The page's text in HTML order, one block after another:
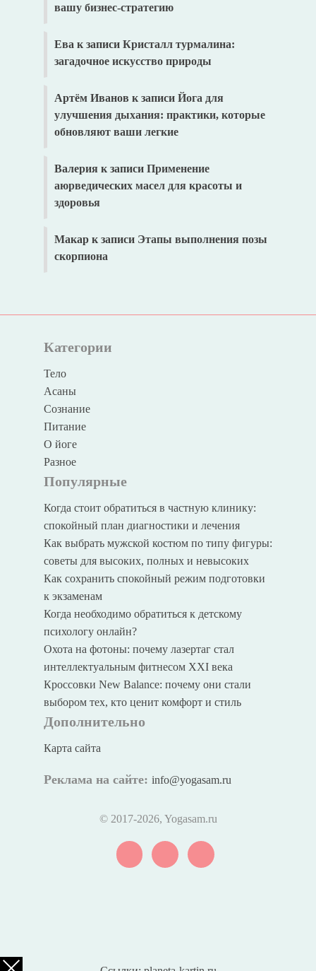
вашу бизнес-стратегию
Ева к записи Кристалл турмалина:
загадочное искусство природы
Артём Иванов к записи Йога для
улучшения дыхания: практики, которые
обновляют ваши легкие
Валерия к записи Применение
аюрведических масел для красоты и
здоровья
Макарк записи Этапы выполнения позы
скорпиона
Категории
Тело
Асаны
Сознание
Питание
О йоге
Разное
Популярные
Когда стоит обратиться в частную клинику:
спокойный план диагностики и лечения
Как выбрать мужской костюм по типу фигуры:
советы для высоких, полных и невысоких
Как сохранить спокойный режим подготовки
к экзаменам
Когда необходимо обратиться к детскому
психологу онлайн?
Охота на фотоны: почему лазертаг стал
интеллектуальным фитнесом XXI века
Кроссовки New Balance: почему они стали
выбором тех, кто ценит комфорт и стиль
Дополнительно
Карта сайта
Реклама на сайте: info@yogasam.ru
© 2017-2026, Yogasam.ru